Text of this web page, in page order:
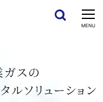
CLOSE
MENU